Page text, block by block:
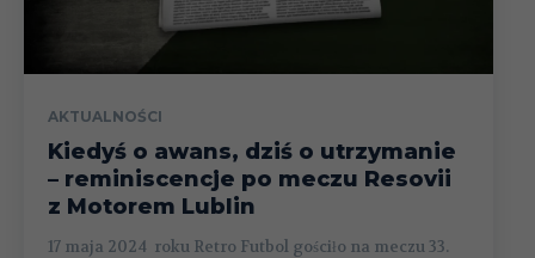
AKTUALNOŚCI
Kiedyś o awans, dziś o utrzymanie
– reminiscencje po meczu Resovii
z Motorem Lublin
17 maja 2024 roku Retro Futbol gościło na meczu 33.